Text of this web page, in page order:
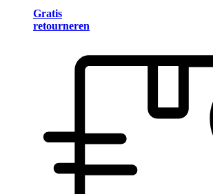
Gratis
retourneren